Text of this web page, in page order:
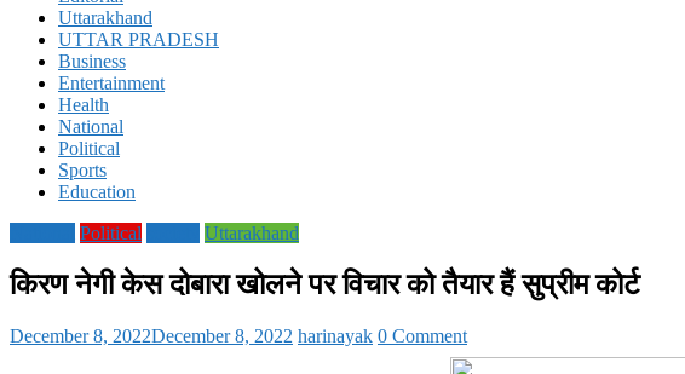
Uttarakhand
UTTAR PRADESH
Business
Entertainment
Health
National
Political
Sports
Education
Political Uttarakhand
किरण नेगी केस दोबारा खोलने पर विचार को तैयार हैं सुप्रीम कोर्ट
December 8, 2022December 8, 2022 harinayak 0 Comment